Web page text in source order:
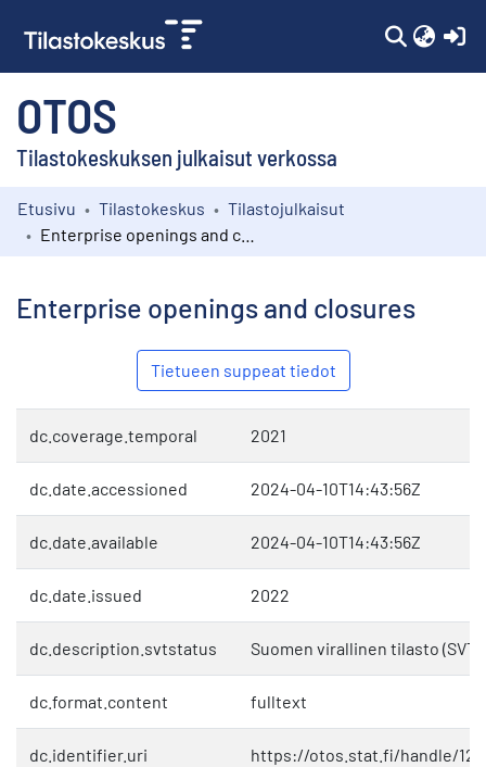
OTOS
Tilastokeskuksen julkaisut verkossa
Kokoelmat
Etusivu Tilastokeskus
Tilastojulkaisut
Enterprise openings and closures
Tietueen suppeat tiedot
dc.coverage.temporal 2021
dc.date.accessioned 2024-04-10T14:43:56Z
dc.date.available 2024-04-10T14:43:56Z
dc.date.issued 2022
dc.description.svtstatus Suomen virallinen tilasto (SVT)
dc.format.content fulltext
dc.identifier.uri https://otos.stat.fi/handle/